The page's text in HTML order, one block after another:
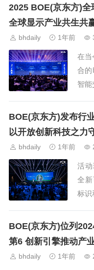
和
燃
2025 BOE(京东方)
全球显示产业共生共
bhdaily 1年前
在当
合的
智
链协
旨
BOE(京东方)发布行
以开放创新科技之力
bhdaily 1年前
活
全新
标识
展逐
年建...
BOE(京东方)位列
第6 创新引擎推动产
bhdaily 1年前